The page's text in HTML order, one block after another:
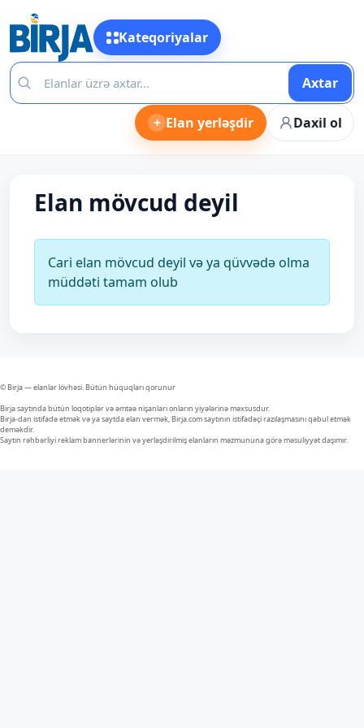
Kateqoriyalar
Axtar
+ Elan yerləşdir Daxil ol
Elan mövcud deyil
Cari elan mövcud deyil və ya qüvvədə olma
müddəti tamam olub
© Birja — elanlar lövhəsi. Bütün hüquqları qorunur
Birja saytında bütün loqotiplər və əmtəə nişanları onların yiyələrinə məxsusdur.
Birja-dan istifadə etmək və ya saytda elan vermək, Birja.com saytının istifadəçi razılaşmasını qəbul etmək
deməkdir.
Saytın rəhbərliyi reklam bannerlərinin və yerləşdirilmiş elanların məzmununa görə məsuliyyət daşımır.